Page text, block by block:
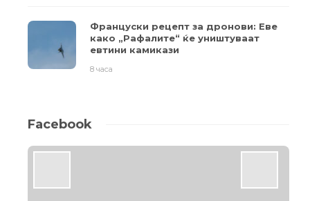
Француски рецепт за дронови: Еве
како „Рафалите“ ќе уништуваат
евтини камикази
8 часа
Facebook